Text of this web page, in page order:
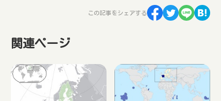
この記事をシェアする
関連ページ